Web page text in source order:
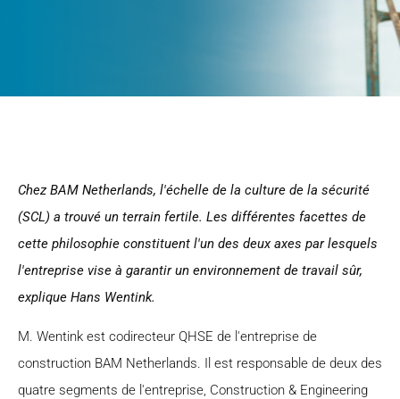
Chez BAM Netherlands, l'échelle de la culture de la sécurité
(SCL) a trouvé un terrain fertile. Les différentes facettes de
cette philosophie constituent l'un des deux axes par lesquels
l'entreprise vise à garantir un environnement de travail sûr,
explique Hans Wentink.
M. Wentink est codirecteur QHSE de l'entreprise de
construction BAM Netherlands. Il est responsable de deux des
quatre segments de l'entreprise, Construction & Engineering